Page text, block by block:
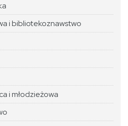
i bibliotekoznawstwo
i młodzieżowa